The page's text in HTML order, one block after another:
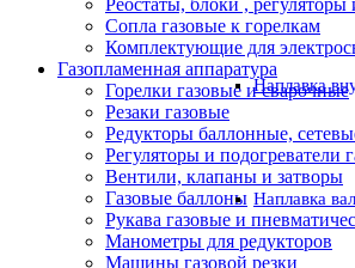
Наплавка
Наплавка
Сопла газовые к горелкам
Комплектующие для
Газопламенная аппаратура
Горелки газовые и сварочные
Резаки газовые
Редукторы баллонные,
Регуляторы и подогреватели
Вентили, клапаны и затворы
Газовые баллоны
Рукава газовые и
Манометры для редукторов
Машины газовой резки